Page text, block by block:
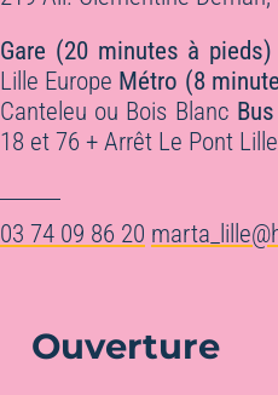
Gare (20 minutes à pieds)
Lille Europe Métro (8
Canteleu ou Bois Blanc
18 et 76 + Arrêt Le Pont
03 74 09 86 20
Ouverture